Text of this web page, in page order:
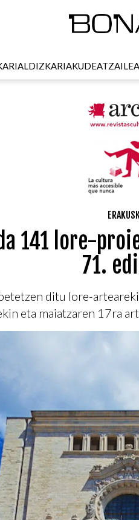
ALDIZKARIAKUDEATZAILEA
141 lore-
71.
ditu lore-
eta maiatzaren 17ra